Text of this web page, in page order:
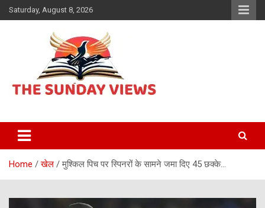
Skip
to
Saturday, August 8, 2026
The Sunday views
Home खेल मुश्किल पिच पर स्पिनरों के सामने जमा दिए 45 छक्के…